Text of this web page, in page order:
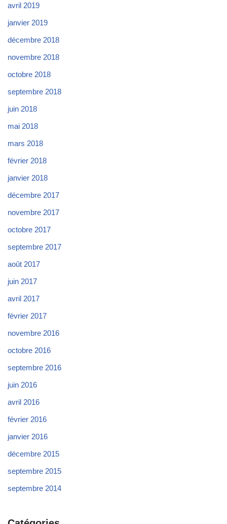
avril 2019
janvier 2019
décembre 2018
novembre 2018
octobre 2018
septembre 2018
juin 2018
mai 2018
mars 2018
février 2018
janvier 2018
décembre 2017
novembre 2017
octobre 2017
septembre 2017
août 2017
juin 2017
avril 2017
février 2017
novembre 2016
octobre 2016
septembre 2016
juin 2016
avril 2016
février 2016
janvier 2016
décembre 2015
septembre 2015
septembre 2014